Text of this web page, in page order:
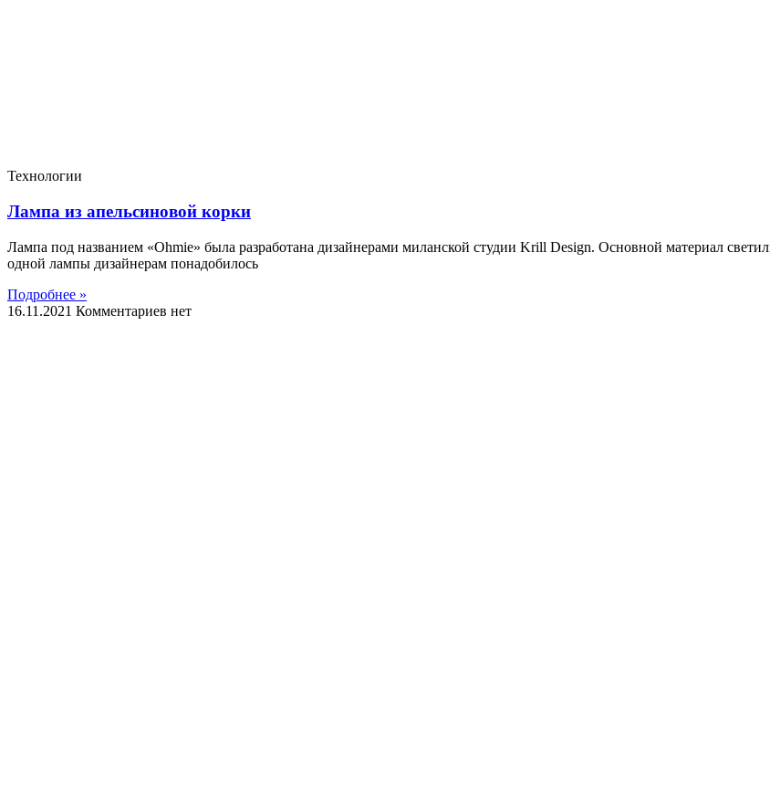
Технологии
Лампа из апельсиновой корки
Лампа под названием «Ohmie» была разработана дизайнерами миланской студии Krill Design. Основной материал
одной лампы дизайнерам понадобилось
Подробнее »
16.11.2021 Комментариев нет